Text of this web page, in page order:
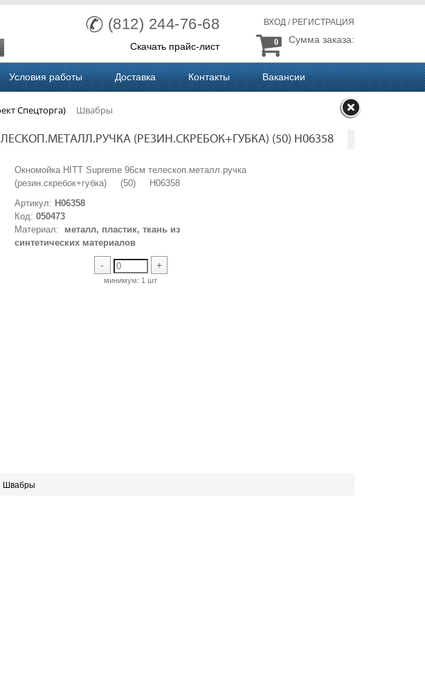
(812) 244-76-68
Скачать прайс-лист
ВХОД / РЕГИСТРАЦИЯ
Сумма заказа:
0
Условия работы Доставка Контакты Вакансии
Спецторга) Швабры
(РЕЗИН.СКРЕБОК+ГУБКА) (50) H06358
Окномойка HITT Supreme 96см телескоп.металл.ручка
(резин.скребок+губка) (50) H06358
Артикул: H06358
Код:050473
Материал:
металл, пластик, ткань из
синтетических материалов
- +
минимум: 1 шт
Швабры